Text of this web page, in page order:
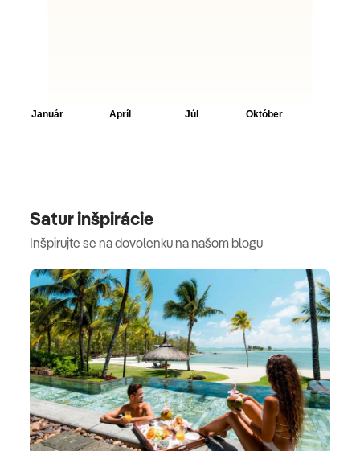
Satur inšpirácie
Inšpirujte se na dovolenku na našom blogu